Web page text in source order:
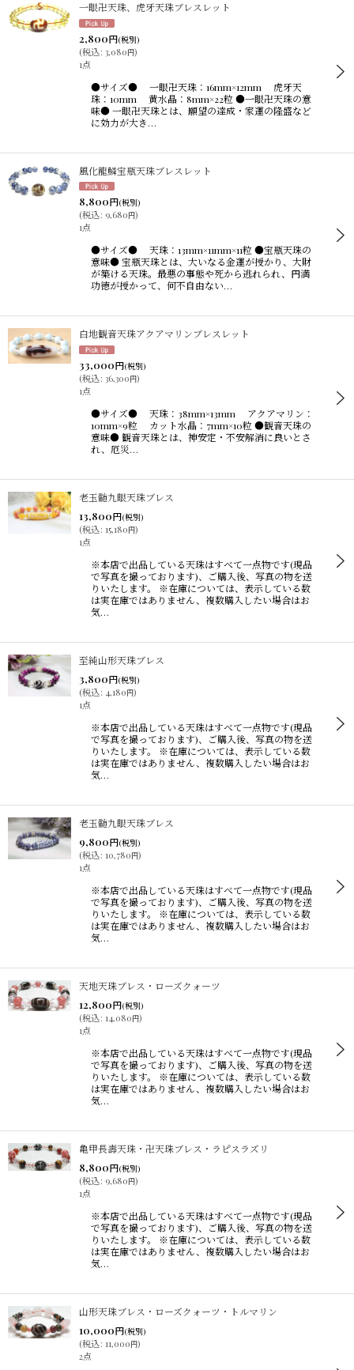
一眼卍天珠、虎牙天珠ブレスレット
2,800円(税別)
(税込: 3,080円)
1点
●サイズ● 一眼卍天珠：16mm×12mm 虎牙天
珠：10mm 黄水晶：8mm×22粒 ●一眼卍天珠の意
味● 一眼卍天珠とは、願望の達成・家運の隆盛など
に効力が大き…
風化龍鱗宝瓶天珠ブレスレット
8,800円(税別)
(税込: 9,680円)
1点
●サイズ● 天珠：13mm×11mm×11粒 ●宝瓶天珠の
意味● 宝瓶天珠とは、大いなる金運が授かり、大財
が築ける天珠。最悪の事態や死から逃れられ、円満
功徳が授かって、何不自由ない…
白地観音天珠アクアマリンブレスレット
33,000円(税別)
(税込: 36,300円)
1点
●サイズ● 天珠：38mm×13mm アクアマリン：
10mm×9粒 カット水晶：7mm×10粒 ●観音天珠の
意味● 観音天珠とは、神安定・不安解消に良いとさ
れ、厄災…
老玉髄九眼天珠ブレス
13,800円(税別)
(税込: 15,180円)
1点
※本店で出品している天珠はすべて一点物です(現品
で写真を撮っております)、ご購入後、写真の物を送
りいたします。 ※在庫については、表示している数
は実在庫ではありません、複数購入したい場合はお
気…
至純山形天珠ブレス
3,800円(税別)
(税込: 4,180円)
1点
※本店で出品している天珠はすべて一点物です(現品
で写真を撮っております)、ご購入後、写真の物を送
りいたします。 ※在庫については、表示している数
は実在庫ではありません、複数購入したい場合はお
気…
老玉髄九眼天珠ブレス
9,800円(税別)
(税込: 10,780円)
1点
※本店で出品している天珠はすべて一点物です(現品
で写真を撮っております)、ご購入後、写真の物を送
りいたします。 ※在庫については、表示している数
は実在庫ではありません、複数購入したい場合はお
気…
天地天珠ブレス・ローズクォーツ
12,800円(税別)
(税込: 14,080円)
1点
※本店で出品している天珠はすべて一点物です(現品
で写真を撮っております)、ご購入後、写真の物を送
りいたします。 ※在庫については、表示している数
は実在庫ではありません、複数購入したい場合はお
気…
亀甲長壽天珠・卍天珠ブレス・ラピスラズリ
8,800円(税別)
(税込: 9,680円)
1点
※本店で出品している天珠はすべて一点物です(現品
で写真を撮っております)、ご購入後、写真の物を送
りいたします。 ※在庫については、表示している数
は実在庫ではありません、複数購入したい場合はお
気…
山形天珠ブレス・ローズクォーツ・トルマリン
10,000円(税別)
(税込: 11,000円)
2点